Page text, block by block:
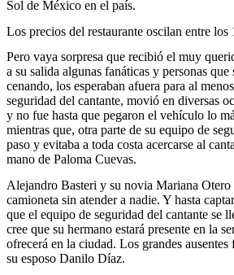
Sol de México en el país.
Los precios del restaurante oscilan entre los
Pero vaya sorpresa que recibió el muy
a su salida algunas fanáticas y personas que
cenando, los esperaban afuera para al
seguridad del cantante, movió en diversas
y no fue hasta que pegaron el vehículo lo
mientras que, otra parte de su equipo de
paso y evitaba a toda costa acercarse al
mano de Paloma Cuevas.
Alejandro Basteri y su novia Mariana Otero
camioneta sin atender a nadie. Y hasta
que el equipo de seguridad del cantante se
cree que su hermano estará presente en la
ofrecerá en la ciudad. Los grandes
su esposo Danilo Díaz.